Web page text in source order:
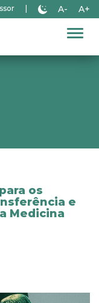
A- A+
os
e
Medicina